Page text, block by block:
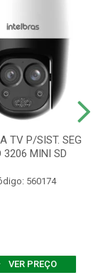
TV P/SIST. SEG
3206 MINI SD
560174
VER PREÇO